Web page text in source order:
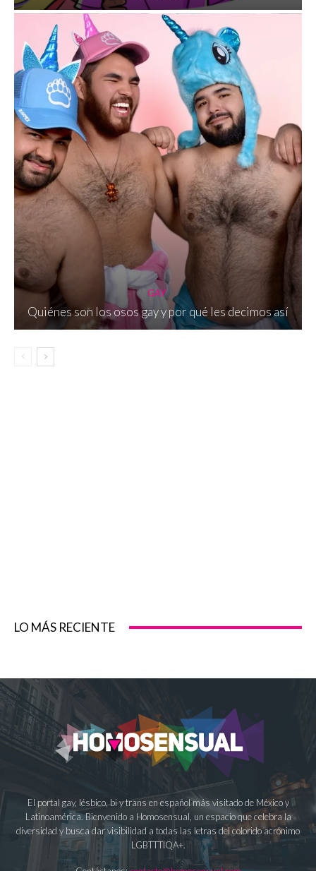
GAY
Quiénes son los osos gay y por qué les decimos así
LO MÁS RECIENTE
El portal gay, lésbico, bi y trans en español más visitado de México y
Latinoamérica. Bienvenido a Homosensual, un espacio que celebra la
diversidad y busca dar visibilidad a todas las letras del colorido acrónimo
LGBTTTIQA+.